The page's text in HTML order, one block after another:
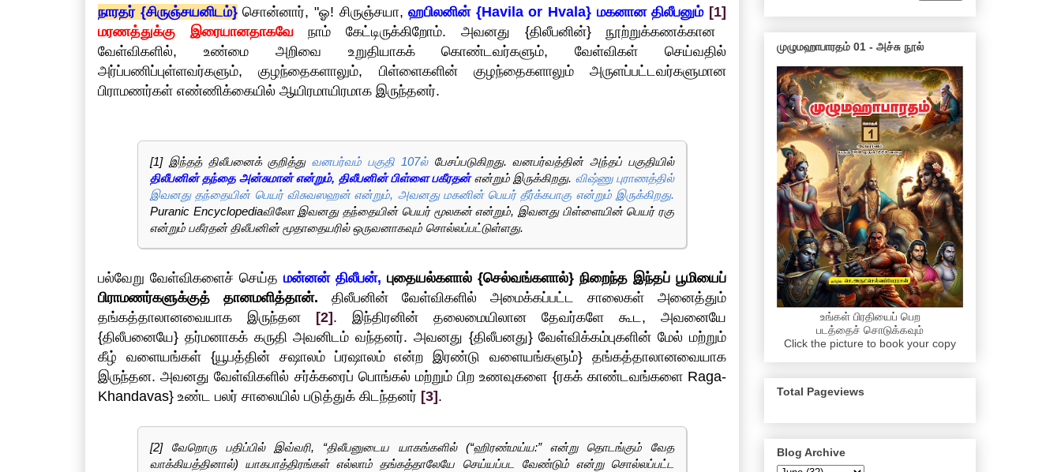
நாரதர் {சிருஞ்சயனிடம்}சொன்னார், "ஓ! சிருஞ்சயா,ஹபிலனின் {Havila or Hvala} மகனான திலீபனும் [1]
மரணத்துக்கு இரையானதாகவேநாம் கேட்டிருக்கிறோம். அவனது {திலீபனின்} நூற்றுக்கணக்கான
வேள்விகளில், உண்மை அறிவை உறுதியாகக் கொண்டவர்களும், வேள்விகள் செய்வதில்
அர்ப்பணிப்புள்ளவர்களும், குழந்தைகளாலும், பிள்ளைகளின் குழந்தைகளாலும் அருளப்பட்டவர்களுமான
பிராமணர்கள் எண்ணிக்கையில் ஆயிரமாயிரமாக இருந்தனர்.
[1] இந்தத் திலீபனைக் குறித்துவனபர்வம் பகுதி 107ல்பேசப்படுகிறது. வனபர்வத்தின் அந்தப் பகுதியில்
திலீபனின் தந்தை அன்சுமான் என்றும், திலீபனின் பிள்ளை பகீரதன்என்றும் இருக்கிறது. விஷ்ணு புராணத்தில்
இவனது தந்தையின் பெயர் விசுவஸஹன் என்றும், அவனது மகனின் பெயர் தீர்க்கபாகு என்றும் இருக்கிறது.
Puranic Encyclopediaவிலோ இவனது தந்தையின் பெயர் மூலகன் என்றும், இவனது பிள்ளையின் பெயர் ரகு
என்றும் பகீரதன் திலீபனின் மூதாதையரில் ஒருவனாகவும் சொல்லப்பட்டுள்ளது.
பல்வேறு வேள்விகளைச் செய்த மன்னன் திலீபன், புதையல்களால் {செல்வங்களால்} நிறைந்த இந்தப் பூமியைப்
பிராமணர்களுக்குத் தானமளித்தான். திலீபனின் வேள்விகளில் அமைக்கப்பட்ட சாலைகள் அனைத்தும்
தங்கத்தாலானவையாக இருந்தன
[2] . இந்திரனின் தலைமையிலான தேவர்களே கூட, அவனையே
{திலீபனையே} தர்மனாகக் கருதி அவனிடம் வந்தனர். அவனது {திலீபனது} வேள்விக்கம்புகளின் மேல் மற்றும்
கீழ் வளையங்கள் {யூபத்தின் சஷாலம் ப்ரஷாலம் என்ற இரண்டு வளையங்களும்} தங்கத்தாலானவையாக
இருந்தன. அவனது வேள்விகளில் சர்க்கரைப் பொங்கல் மற்றும் பிற உணவுகளை {ரகக் காண்டவங்களை Raga-
Khandavas} உண்ட பலர் சாலையில் படுத்துக் கிடந்தனர் [3] .
[2] வேறொரு பதிப்பில் இவ்வரி, “திலீபனுடைய யாகங்களில் (“ஹிரண்மய்ய:” என்று தொடங்கும் வேத
வாக்கியத்தினால்) யாகபாத்திரங்கள் எல்லாம் தங்கத்தாலேயே செய்யப்பட வேண்டும் என்று சொல்லப்பட்ட
முழுமஹாபாரதம் 01 - அச்சு நூல்
உங்கள் பிரதியைப் பெற
படத்தைச் சொடுக்கவும்
Click the picture to book your copy
Total Pageviews
Blog Archive